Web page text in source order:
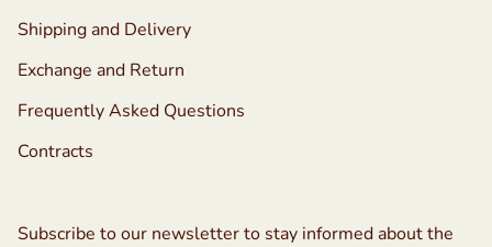
Shipping and Delivery
Exchange and Return
Frequently Asked Questions
Contracts
Subscribe to our newsletter to stay informed about the